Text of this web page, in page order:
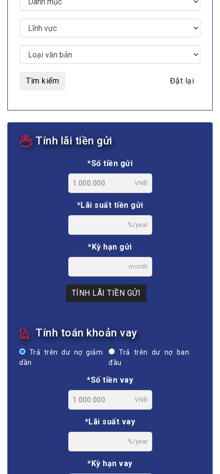
Tìm kiếm Đặt lại
Tính lãi tiền gửi
*Số tiền gửi
VNĐ
*Lãi suất tiền gửi
%/year
*Kỳ hạn gửi
month
TÍNH LÃI TIỀN GỬI
Tính toán khoản vay
Trả trên dư nợ giảm
dần
Trả trên dư nợ ban
đầu
*Số tiền vay
VNĐ
*Lãi suất vay
%/year
*Kỳ hạn vay